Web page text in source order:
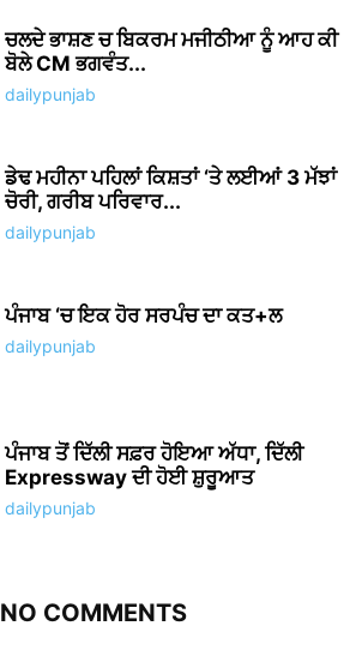
ਚਲਦੇ ਭਾਸ਼ਣ ਚ ਬਿਕਰਮ ਮਜੀਠੀਆ ਨੂੰ ਆਹ ਕੀ
ਬੋਲੇ CM ਭਗਵੰਤ...
dailypunjab
ਡੇਢ ਮਹੀਨਾ ਪਹਿਲਾਂ ਕਿਸ਼ਤਾਂ ‘ਤੇ ਲਈਆਂ 3 ਮੱਝਾਂ
ਚੋਰੀ, ਗਰੀਬ ਪਰਿਵਾਰ...
dailypunjab
ਪੰਜਾਬ ‘ਚ ਇਕ ਹੋਰ ਸਰਪੰਚ ਦਾ ਕਤ+ਲ
dailypunjab
ਪੰਜਾਬ ਤੋਂ ਦਿੱਲੀ ਸਫ਼ਰ ਹੋਇਆ ਅੱਧਾ, ਦਿੱਲੀ
Expressway ਦੀ ਹੋਈ ਸ਼ੁਰੂਆਤ
dailypunjab
NO COMMENTS